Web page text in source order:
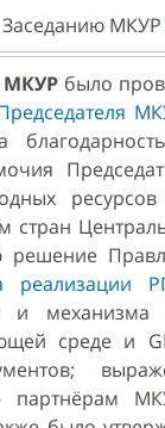
МКУР
МКУР было
стран
решение
и механизма
среде и